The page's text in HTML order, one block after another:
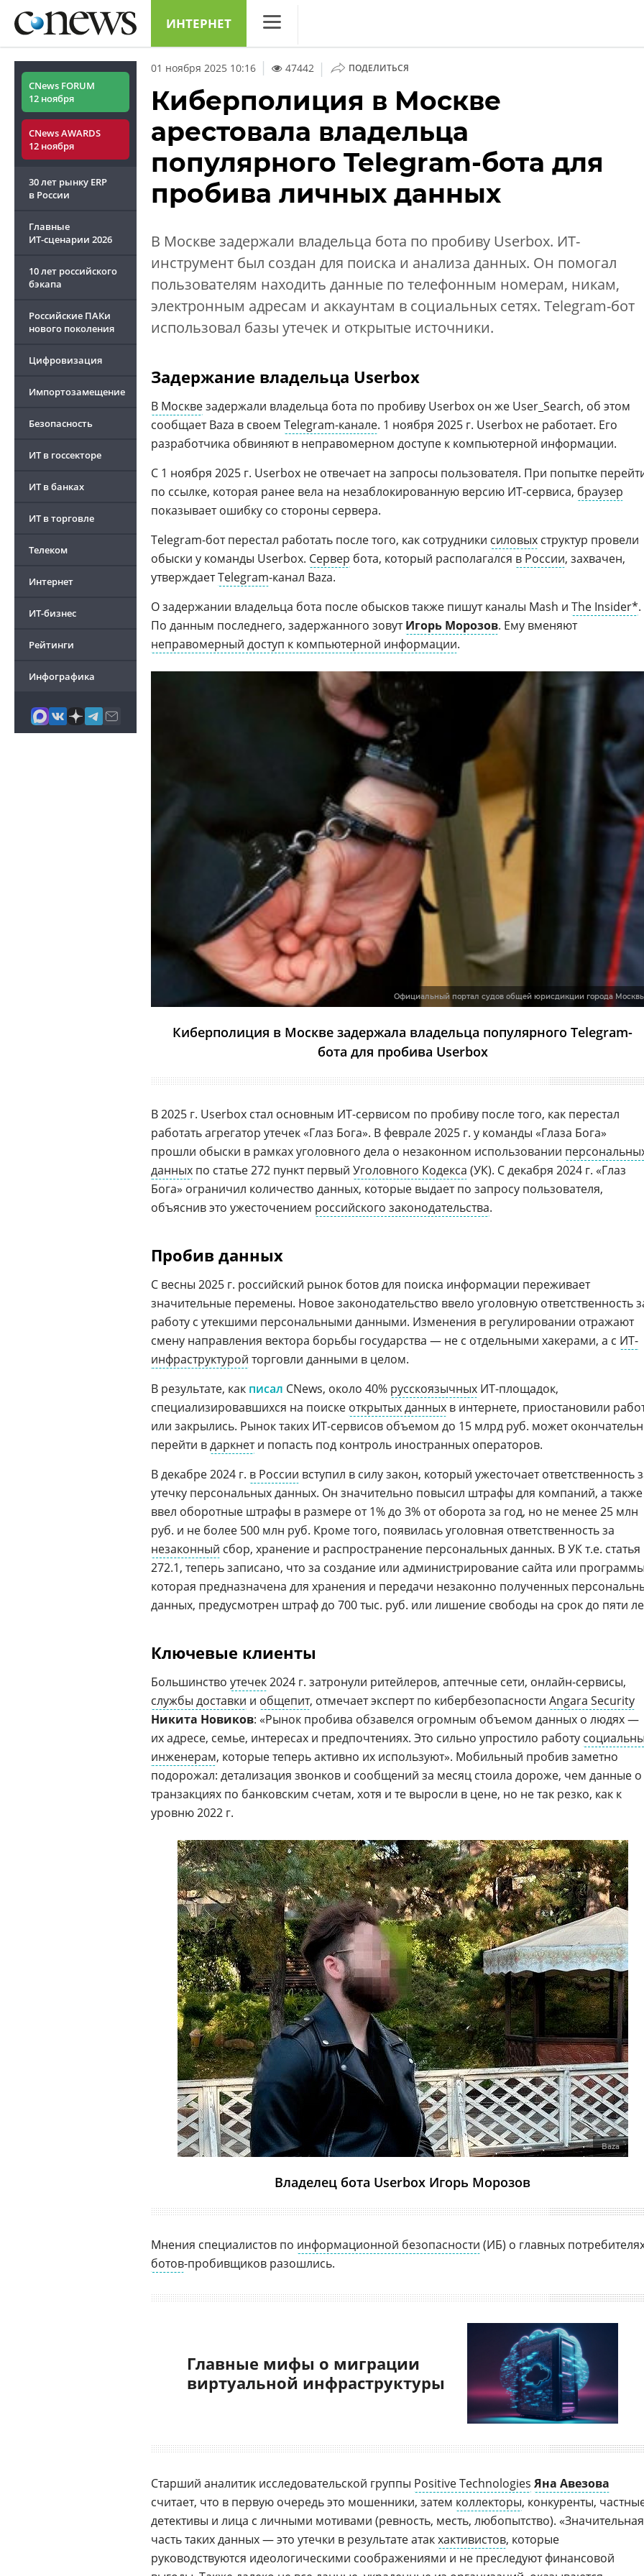
ИНТЕРНЕТ
Конференции
Маркет
Техника
ТВ
CNews FORUM
12 ноября
CNews AWARDS
12 ноября
30 лет рынку ERP
в России
Главные
ИТ-сценарии 2026
10 лет российского
бэкапа
Российские ПАКи
нового поколения
Цифровизация
Импортозамещение
Безопасность
ИТ в госсекторе
ИТ в банках
ИТ в торговле
Телеком
Интернет
ИТ-бизнес
Рейтинги
Инфографика
01 ноября 2025 10:16 47442 | ПОДЕЛИТЬСЯ
Киберполиция в Москве
арестовала владельца
популярного Telegram-бота для
пробива личных данных
В Москве задержали владельца бота по пробиву Userbox. ИТ-
инструмент был создан для поиска и анализа данных. Он помогал
пользователям находить данные по телефонным номерам, никам,
электронным адресам и аккаунтам в социальных сетях. Telegram-бот
использовал базы утечек и открытые источники.
Задержание владельца Userbox
В Москвезадержали владельца бота по пробиву Userbox он же User_Search, об этом
сообщает Baza в своем Telegram-канале. 1 ноября 2025 г. Userbox не работает. Его
разработчика обвиняют в неправомерном доступе к компьютерной информации.
С 1 ноября 2025 г. Userbox не отвечает на запросы пользователя. При попытке
по ссылке, которая ранее вела на незаблокированную версию ИТ-сервиса, браузер
показывает ошибку со стороны сервера.
Telegram-бот перестал работать после того, как сотрудники силовых структур провели
обыски у команды Userbox. Сервер бота, который располагался в России, захвачен,
утверждаетTelegram-канал Baza.
О задержании владельца бота после обысков также пишут каналы Mash и The Insider*.
По данным последнего, задержанного зовутИгорь Морозов. Ему вменяют
неправомерный доступ к компьютерной информации.
Официальный портал судов общей юрисдикции города
Киберполиция в Москве задержала владельца популярного Telegram-
бота для пробива Userbox
В 2025 г. Userbox стал основным ИТ-сервисом по пробиву после того, как перестал
работать агрегатор утечек «Глаз Бога». В феврале 2025 г. у команды «Глаза Бога»
прошли обыски в рамках уголовного дела о незаконном использовании
данных по статье 272 пункт первый Уголовного Кодекса (УК). С декабря 2024 г. «Глаз
Бога» ограничил количество данных, которые выдает по запросу пользователя,
объяснив это ужесточением российского законодательства.
Пробив данных
С весны 2025 г. российский рынок ботов для поиска информации переживает
значительные перемены. Новое законодательство ввело уголовную ответственность
работу с утекшими персональными данными. Изменения в регулировании отражают
смену направления вектора борьбы государства — не с отдельными хакерами, а с ИТ-
инфраструктурой торговли данными в целом.
В результате, как писал CNews, около 40% русскоязычных ИТ-площадок,
специализировавшихся на поиске открытых данных в интернете, приостановили
или закрылись. Рынок таких ИТ-сервисов объемом до 15 млрд руб. может
перейти вдаркнети попасть под контроль иностранных операторов.
В декабре 2024 г. в России вступил в силу закон, который ужесточает ответственность
утечку персональных данных. Он значительно повысил штрафы для компаний, а также
ввел оборотные штрафы в размере от 1% до 3% от оборота за год, но не менее 25 млн
руб. и не более 500 млн руб. Кроме того, появилась уголовная ответственность за
незаконный сбор, хранение и распространение персональных данных. В УК т.е. статья
272.1, теперь записано, что за создание или администрирование сайта или
которая предназначена для хранения и передачи незаконно полученных
данных, предусмотрен штраф до 700 тыс. руб. или лишение свободы на срок до пяти
Ключевые клиенты
Большинство утечек2024 г. затронули ритейлеров, аптечные сети, онлайн-сервисы,
службы доставки и общепит, отмечает эксперт по кибербезопасности Angara Security
Никита Новиков: «Рынок пробива обзавелся огромным объемом данных о людях —
их адресе, семье, интересах и предпочтениях. Это сильно упростило работу
инженерам, которые теперь активно их используют». Мобильный пробив заметно
подорожал: детализация звонков и сообщений за месяц стоила дороже, чем данные о
транзакциях по банковским счетам, хотя и те выросли в цене, но не так резко, как к
уровню 2022 г.
Baza
Владелец бота Userbox Игорь Морозов
Мнения специалистов по информационной безопасности (ИБ) о главных
ботов-пробивщиков разошлись.
Главные мифы о миграции
виртуальной инфраструктуры
Старший аналитик исследовательской группы Positive Technologies Яна Авезова
считает, что в первую очередь это мошенники, затем коллекторы, конкуренты,
детективы и лица с личными мотивами (ревность, месть, любопытство). «Значительная
часть таких данных — это утечки в результате атакхактивистов, которые
руководствуются идеологическими соображениями и не преследуют финансовой